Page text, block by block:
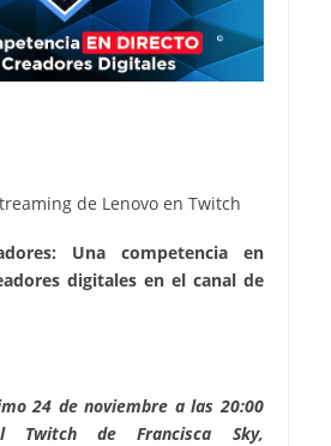
de Lenovo en Twitch
Una competencia en
digitales en el canal de
24 de noviembre a las 20:00
Twitch de Francisca Sky,